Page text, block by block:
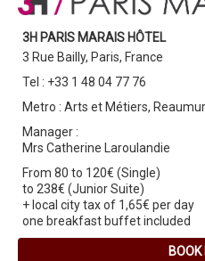
3H PARIS MARAIS HÔTEL
3 Rue Bailly, Paris, France
Tel : +33 1 48 04 77 76
Metro : Arts et Métiers,
Manager :
Mrs Catherine Laroulandie
From 80 to 120€ (Single)
to 238€ (Junior Suite)
+ local city tax of 1,65€ per day
one breakfast buffet included
BOOK